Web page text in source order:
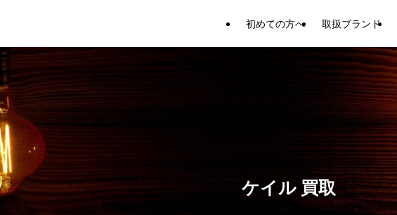
初めての方へ 取扱ブランド
ケイル 買取